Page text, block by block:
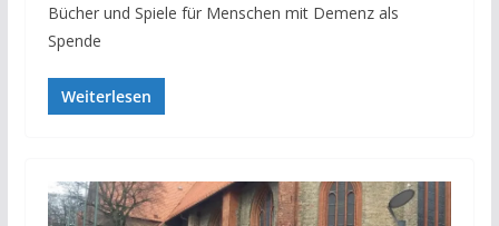
Bücher und Spiele für Menschen mit Demenz als
Spende
Weiterlesen